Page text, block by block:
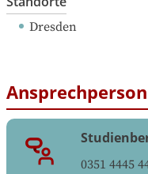
Dresden
0351 4445